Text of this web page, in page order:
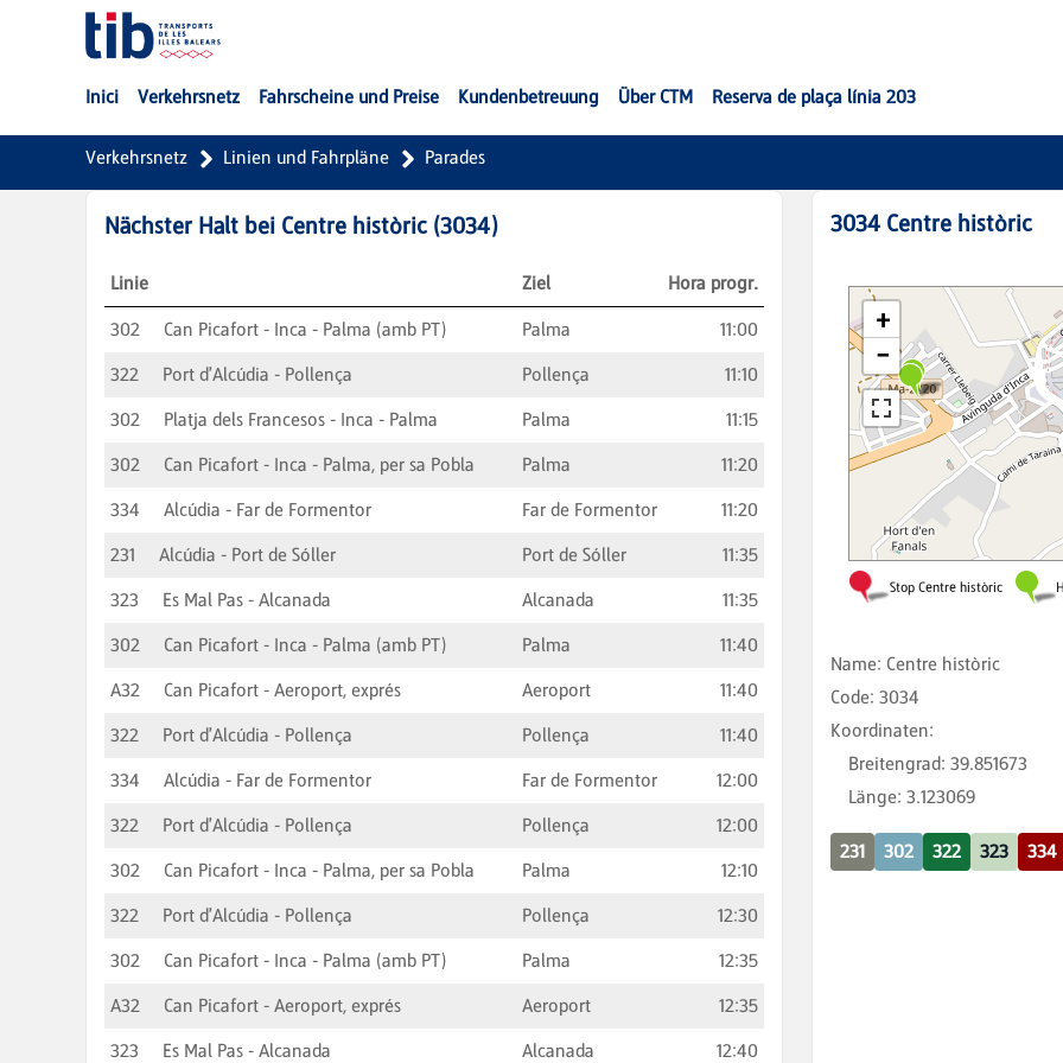
Zum Hauptinhalt springen
Inici Verkehrsnetz Fahrscheine und Preise Kundenbetreuung Über CTM Reserva de plaça línia 203
Verkehrsnetz Linien und Fahrpläne Parades
Nächster Halt bei Centre històric (3034)
Linie Ziel Hora progr.
302 Can Picafort - Inca - Palma (amb PT) Palma
11:00
322
Port d'Alcúdia - Pollença Pollença
11:10
302
Platja dels Francesos - Inca - Palma Palma
11:15
302
Can Picafort - Inca - Palma, per sa Pobla Palma
11:20
334
Alcúdia - Far de Formentor Far de Formentor
11:20
231
Alcúdia - Port de Sóller Port de Sóller
11:35
323
Es Mal Pas - Alcanada Alcanada
11:35
302
Can Picafort - Inca - Palma (amb PT) Palma
11:40
A32
Can Picafort - Aeroport, exprés Aeroport
11:40
322
Port d'Alcúdia - Pollença Pollença
11:40
334
Alcúdia - Far de Formentor Far de Formentor
12:00
322
Port d'Alcúdia - Pollença Pollença
12:00
302
Can Picafort - Inca - Palma, per sa Pobla Palma
12:10
322
Port d'Alcúdia - Pollença Pollença
12:30
302
Can Picafort - Inca - Palma (amb PT) Palma
12:35
A32
Can Picafort - Aeroport, exprés Aeroport
12:35
323
Es Mal Pas - Alcanada Alcanada 12:40
3034 Centre històric
Name: Centre històric
Code: 3034
Koordinaten:
Breitengrad: 39.851673
Länge: 3.123069
231 302 322 323 334